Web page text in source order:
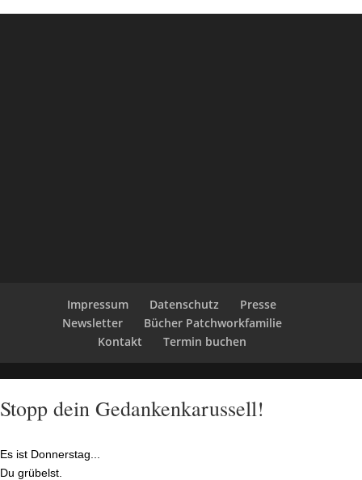
Impressum Datenschutz
Presse
Newsletter
Bücher Patchworkfamilie
Kontakt
Termin buchen
Stopp dein Gedankenkarussell!
Es ist Donnerstag...
Du grübelst.